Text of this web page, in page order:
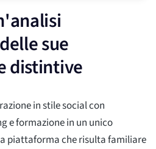
sue
distintive
in stile social con
e formazione in un unico
piattaforma che risulta familiare